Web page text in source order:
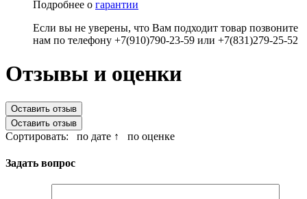
Подробнее о гарантии
Если вы не уверены, что Вам подходит товар позвоните
нам по телефону +7(910)790-23-59 или +7(831)279-25-52
Отзывы и оценки
Оставить отзыв
Оставить отзыв
Сортировать: по дате ↑ по оценке
Задать вопрос